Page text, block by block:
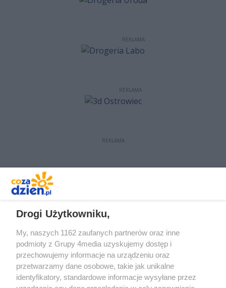
REKLAMA
REKLAMA
REKLAMA
Drogi Użytkowniku,
My, naszych 1162 zaufanych partnerów oraz inne
podmioty z Grupy 4media uzyskujemy dostęp i
przechowujemy informacje na urządzeniu oraz
przetwarzamy dane osobowe, takie jak unikalne
identyfikatory, standardowe informacje wysyłane przez